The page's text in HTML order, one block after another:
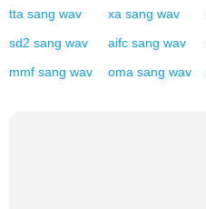
tta sang wav xa sang wav
sd2 sang wav aifc sang wav
mmf sang wav oma sang wav